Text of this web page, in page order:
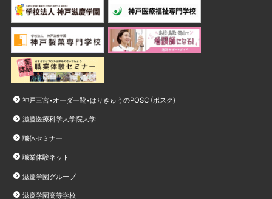
神戸三宮•オーダー靴•はりきゅうのPOSC (ポスク)
滋慶医療科学大学院大学
職体セミナー
職業体験ネット
滋慶学園グループ
滋慶学園高等学校